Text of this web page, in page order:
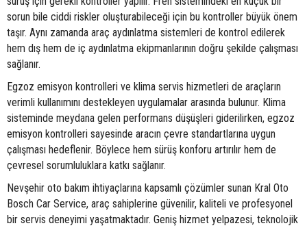
sorun bile ciddi riskler oluşturabileceği için bu kontroller büyük önem
taşır. Aynı zamanda araç aydınlatma sistemleri de kontrol edilerek
hem dış hem de iç aydınlatma ekipmanlarının doğru şekilde çalışması
sağlanır.
Egzoz emisyon kontrolleri ve klima servis hizmetleri de araçların
verimli kullanımını destekleyen uygulamalar arasında bulunur. Klima
sisteminde meydana gelen performans düşüşleri giderilirken, egzoz
emisyon kontrolleri sayesinde aracın çevre standartlarına uygun
çalışması hedeflenir. Böylece hem sürüş konforu artırılır hem de
çevresel sorumluluklara katkı sağlanır.
Nevşehir oto bakım ihtiyaçlarına kapsamlı çözümler sunan Kral Oto
Bosch Car Service, araç sahiplerine güvenilir, kaliteli ve profesyonel
bir servis deneyimi yaşatmaktadır. Geniş hizmet yelpazesi, teknolojik